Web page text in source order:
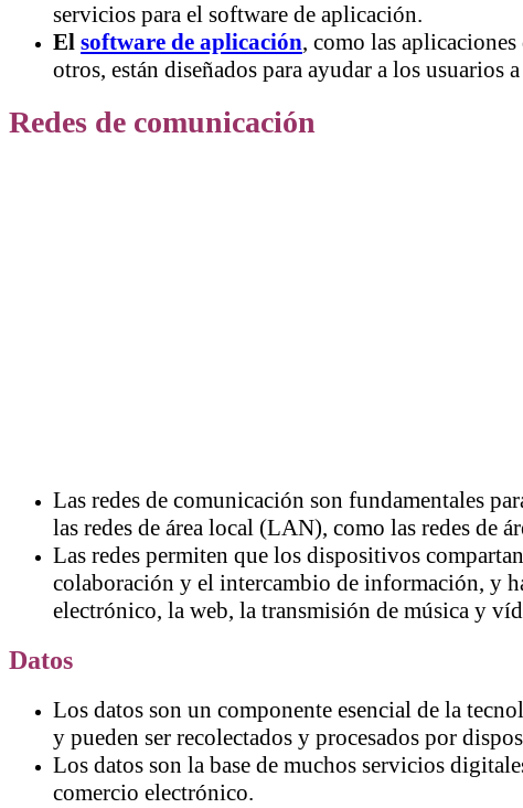
servicios para el software de aplicación.
El software de aplicación, como las
otros, están diseñados para ayudar a los usuarios
Redes de comunicación
Las redes de comunicación son fundamentales
las redes de área local (LAN), como las redes de
Las redes permiten que los dispositivos
colaboración y el intercambio de información, y
electrónico, la web, la transmisión de música y
Datos
Los datos son un componente esencial de la
y pueden ser recolectados y procesados por
Los datos son la base de muchos servicios
comercio electrónico.